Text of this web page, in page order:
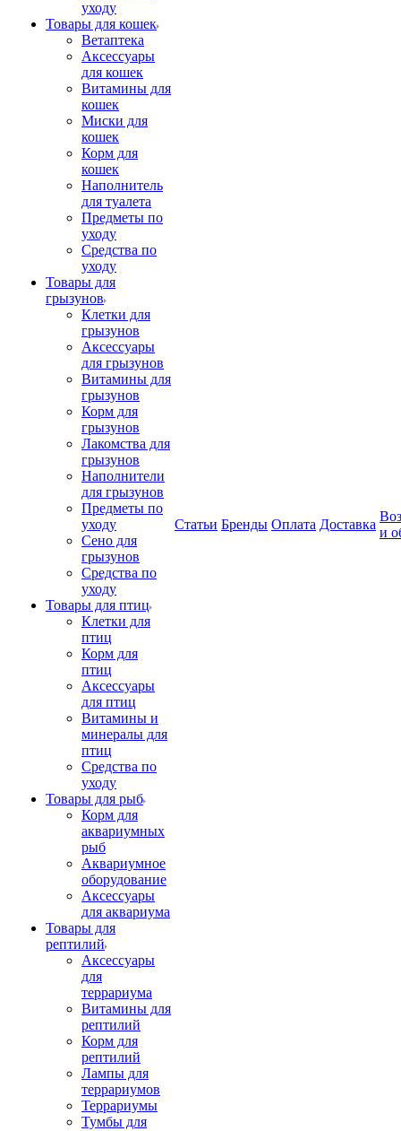
уходу
Товары для кошек
Ветаптека
Аксессуары
для кошек
Витамины для
кошек
Миски для
кошек
Корм для
кошек
Наполнитель
для туалета
Предметы по
уходу
Средства по
уходу
Товары для
грызунов
Клетки для
грызунов
Аксессуары
для грызунов
Витамины для
грызунов
Корм для
грызунов
Лакомства для
грызунов
Наполнители
для грызунов
Предметы по
уходу
Сено для
грызунов
Средства по
уходу
Товары для птиц
Клетки для
птиц
Корм для
птиц
Аксессуары
для птиц
Витамины и
минералы для
птиц
Средства по
уходу
Товары для рыб
Корм для
аквариумных
рыб
Аквариумное
оборудование
Аксессуары
для аквариума
Товары для
рептилий
Аксессуары
для
террариума
Витамины для
рептилий
Корм для
рептилий
Лампы для
террариумов
Террариумы
Тумбы для
Статьи Бренды Оплата Доставка
и